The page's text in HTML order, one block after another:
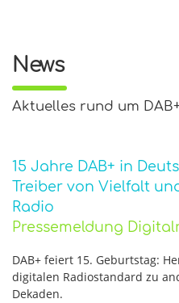
News
Aktuelles rund um
15 Jahre DAB+ in
Treiber von Vielfalt
Radio
Pressemeldung
DAB+ feiert 15. Geburtstag:
digitalen Radiostandard zu
Dekaden.